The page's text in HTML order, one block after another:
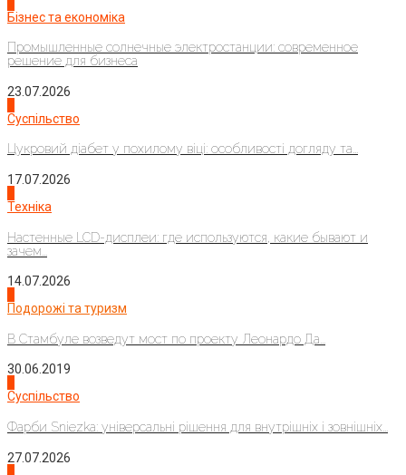
Бізнес та економіка
Промышленные солнечные электростанции: современное
решение для бизнеса
23.07.2026
Суспільство
Цукровий діабет у похилому віці: особливості догляду та...
17.07.2026
Техніка
Настенные LCD-дисплеи: где используются, какие бывают и
зачем...
14.07.2026
Подорожі та туризм
В Стамбуле возведут мост по проекту Леонардо Да...
30.06.2019
Суспільство
Фарби Sniezka: універсальні рішення для внутрішніх і зовнішніх...
27.07.2026